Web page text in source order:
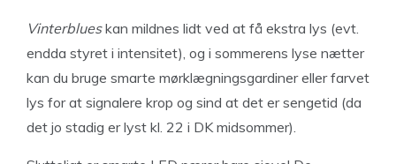
Vinterblueskan mildnes lidt ved at få ekstra lys (evt.
endda styret i intensitet), og i sommerens lyse nætter
kan du bruge smarte mørklægningsgardiner eller farvet
lys for at signalere krop og sind at det er sengetid (da
det jo stadig er lyst kl. 22 i DK midsommer).